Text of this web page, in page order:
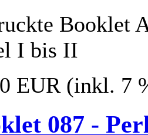
Booklet
I bis II
EUR (inkl. 7
087 -